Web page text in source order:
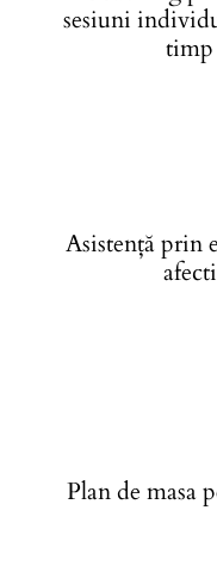
sesiuni
timp
Asistență prin
Plan de masa